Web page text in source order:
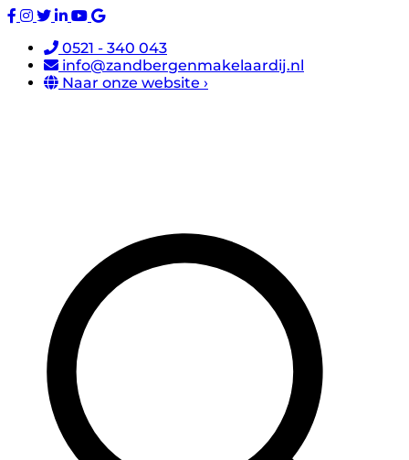
0521 - 340 043
info@zandbergenmakelaardij.nl
Naar onze website ›